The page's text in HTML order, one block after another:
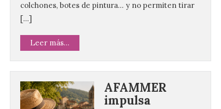
colchones, botes de pintura… y no permiten tirar
[…]
Leer más...
AFAMMER
impulsa